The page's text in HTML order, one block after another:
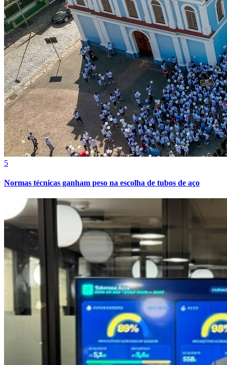
Cruzeiro
Bahia
5
Normas técnicas ganham peso na escolha de tubos de aço